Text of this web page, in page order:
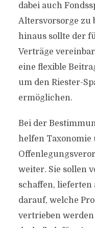
dabei auch
Altersvorsorge zu
hinaus sollte der
Verträge
eine flexible
um den Riester-
ermöglichen.
Bei der
helfen Taxonomie
weiter. Sie sollen
schaffen,
darauf, welche
vertrieben